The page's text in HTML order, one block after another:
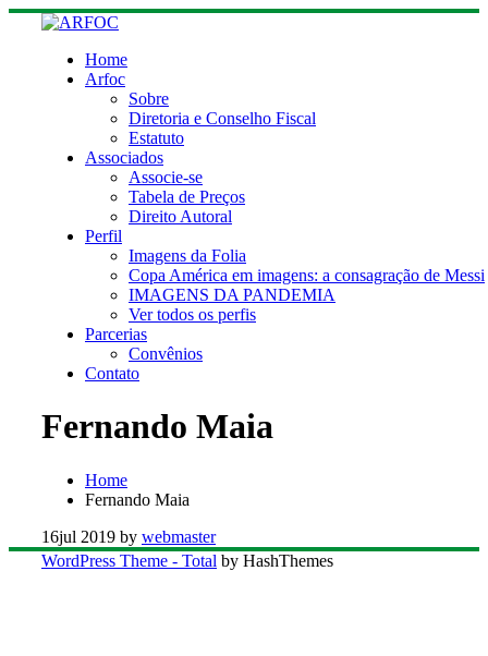
Skip
Home
Arfoc
Sobre
Diretoria e Conselho Fiscal
Estatuto
Associados
Associe-se
Tabela de Preços
Direito Autoral
Perfil
Imagens da Folia
Copa América em imagens: a consagração de Messi
IMAGENS DA PANDEMIA
Ver todos os perfis
Parcerias
Convênios
Contato
Fernando Maia
Home
Fernando Maia
16jul 2019 by webmaster
WordPress Theme - Total by HashThemes